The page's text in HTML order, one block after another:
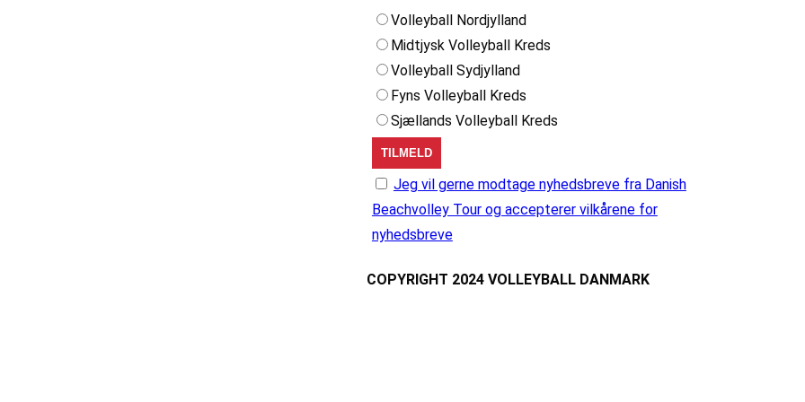
Volleyball Nordjylland
Midtjysk Volleyball Kreds
Volleyball Sydjylland
Fyns Volleyball Kreds
Sjællands Volleyball Kreds
Jeg vil gerne modtage nyhedsbreve fra Danish
Beachvolley Tour og accepterer vilkårene for
nyhedsbreve
COPYRIGHT 2024 VOLLEYBALL DANMARK